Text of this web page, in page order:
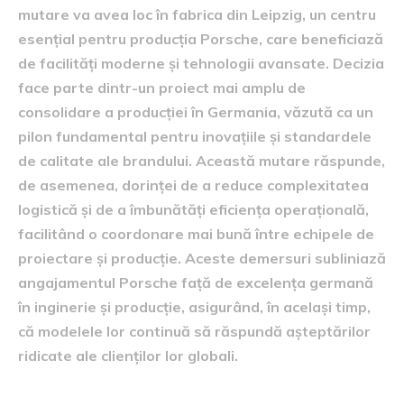
mutare va avea loc în fabrica din Leipzig, un centru
esențial pentru producția Porsche, care beneficiază
de facilități moderne și tehnologii avansate. Decizia
face parte dintr-un proiect mai amplu de
consolidare a producției în Germania, văzută ca un
pilon fundamental pentru inovațiile și standardele
de calitate ale brandului. Această mutare răspunde,
de asemenea, dorinței de a reduce complexitatea
logistică și de a îmbunătăți eficiența operațională,
facilitând o coordonare mai bună între echipele de
proiectare și producție. Aceste demersuri subliniază
angajamentul Porsche față de excelența germană
în inginerie și producție, asigurând, în același timp,
că modelele lor continuă să răspundă așteptărilor
ridicate ale clienților lor globali.